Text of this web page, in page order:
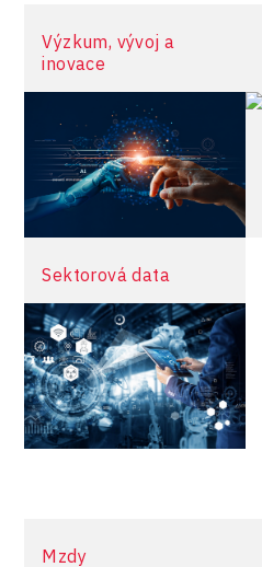
Výzkum, vývoj a
inovace
více informací
Sektorová data
Mzdy